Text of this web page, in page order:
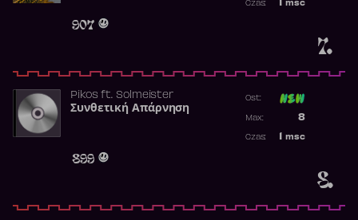
7.
907
msc
Czas:
8.
Pikosft. Solmeister
Συνθετική Απάρνηση
899
Ost:
8
Max:
msc
Czas: